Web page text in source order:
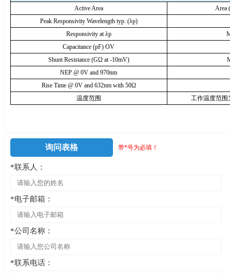
Active Area
Area
Peak Responsivity Wavelength typ. (λp)
Responsivity atλp
Capacitance (pF) OV
Shunt Resistance (GΩat -10mV)
NEP @ 0V and 970nm
Rise Time @ 0V and 632nm with 50Ω
温度范围
工作温度范围
询问表格 带*号为必填！
*联系人：
*电子邮箱：
*公司名称：
*联系电话：